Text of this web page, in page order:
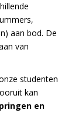
aan bod. De
van
studenten
kan
en